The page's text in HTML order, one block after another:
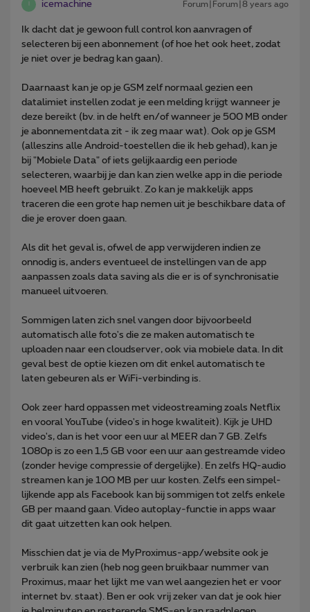
icemachine Forum|Forum|8 years ago
Ik dacht dat je gewoon full control kon aanvragen of
selecteren bij een abonnement (of hoe het ook heet, zodat
je niet over je bedrag kan gaan).
Daarnaast kan je op je GSM zelf normaal gezien een
datalimiet instellen zodat je een melding krijgt wanneer je
deze bereikt (bv. in de helft en/of wanneer je 500 MB onder
je abonnementdata zit - ik zeg maar wat). Ook op je GSM
(alleszins alle Android-toestellen die ik heb gehad), kan je
bij "Mobiele Data" of iets gelijkaardig een periode
selecteren, waarbij je dan kan zien welke app in die periode
hoeveel MB heeft gebruikt. Zo kan je makkelijk apps
traceren die een grote hap nemen uit je beschikbare data of
die je erover doen gaan.
Als dit het geval is, ofwel de app verwijderen indien ze
onnodig is, anders eventueel de instellingen van de app
aanpassen zoals data saving als die er is of synchronisatie
manueel uitvoeren.
Sommigen laten zich snel vangen door bijvoorbeeld
automatisch alle foto's die ze maken automatisch te
uploaden naar een cloudserver, ook via mobiele data. In dit
geval best de optie kiezen om dit enkel automatisch te
laten gebeuren als er WiFi-verbinding is.
Ook zeer hard oppassen met videostreaming zoals Netflix
en vooral YouTube (video's in hoge kwaliteit). Kijk je UHD
video's, dan is het voor een uur al MEER dan 7 GB. Zelfs
1080p is zo een 1,5 GB voor een uur aan gestreamde video
(zonder hevige compressie of dergelijke). En zelfs HQ-audio
streamen kan je 100 MB per uur kosten. Zelfs een simpel-
lijkende app als Facebook kan bij sommigen tot zelfs enkele
GB per maand gaan. Video autoplay-functie in apps waar
dit gaat uitzetten kan ook helpen.
Misschien dat je via de MyProximus-app/website ook je
verbruik kan zien (heb nog geen bruikbaar nummer van
Proximus, maar het lijkt me van wel aangezien het er voor
internet bv. staat). Ben er ook vrij zeker van dat je ook hier